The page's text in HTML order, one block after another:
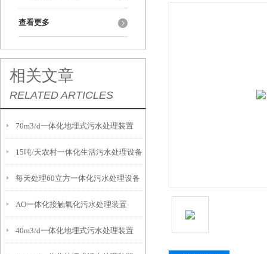
查看更多
相关文章
RELATED ARTICLES
70m3/d一体化地埋式污水处理装置
15吨/天农村一体化生活污水处理设备
每天处理60立方一体化污水处理设备
AO一体化接触氧化污水处理装置
40m3/d一体化地埋式污水处理装置